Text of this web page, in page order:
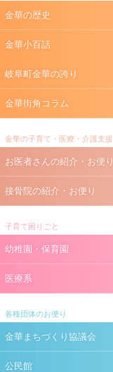
金華の歴史
金華小百話
岐阜町金華の誇り
金華街角コラム
金華の子育て・医療・介護支援
お医者さんの紹介・お便り
接骨院の紹介・お便り
子育て困りごと
幼稚園・保育園
医療系
各種団体のお便り
金華まちづくり協議会
公民館